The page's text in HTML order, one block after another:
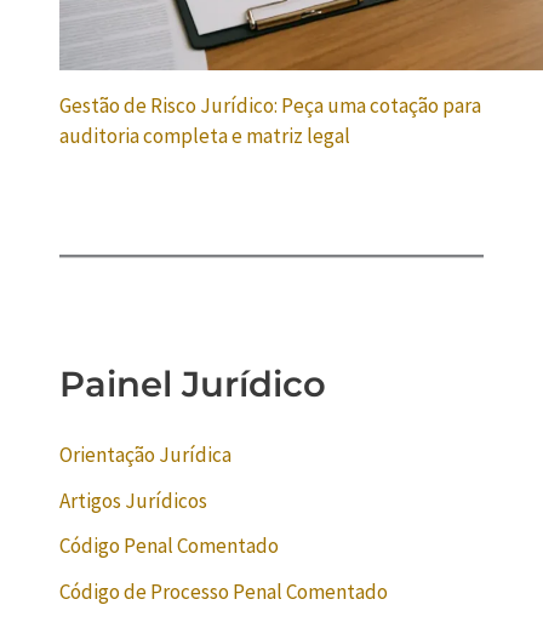
Gestão de Risco Jurídico: Peça uma cotação para
auditoria completa e matriz legal
Painel Jurídico
Orientação Jurídica
Artigos Jurídicos
Código Penal Comentado
Código de Processo Penal Comentado